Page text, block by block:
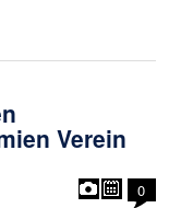
Verein
0